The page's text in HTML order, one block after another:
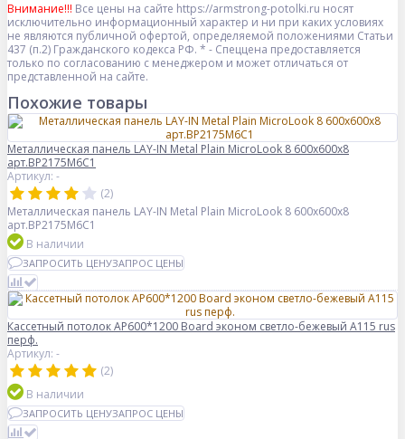
Внимание!!! Все цены на сайте https://armstrong-potolki.ru носят
исключительно информационный характер и ни при каких условиях
не являются публичной офертой, определяемой положениями Статьи
437 (п.2) Гражданского кодекса РФ. * - Спеццена предоставляется
только по согласованию с менеджером и может отличаться от
представленной на сайте.
Похожие товары
Металлическая панель LAY-IN Metal Plain MicroLook 8 600x600x8
арт.BP2175M6C1
Артикул: -
(2)
Металлическая панель LAY-IN Metal Plain MicroLook 8 600x600x8
арт.BP2175M6C1
В наличии
ЗАПРОСИТЬ ЦЕНУЗАПРОС ЦЕНЫ
Кассетный потолок AP600*1200 Board эконом светло-бежевый А115 rus
перф.
Артикул: -
(2)
В наличии
ЗАПРОСИТЬ ЦЕНУЗАПРОС ЦЕНЫ